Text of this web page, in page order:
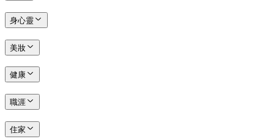
身心靈
美妝
健康
職涯
住家